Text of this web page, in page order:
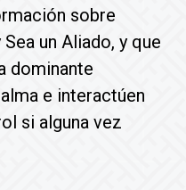
sobre
un Aliado, y que
dominante
e interactúen
si alguna vez